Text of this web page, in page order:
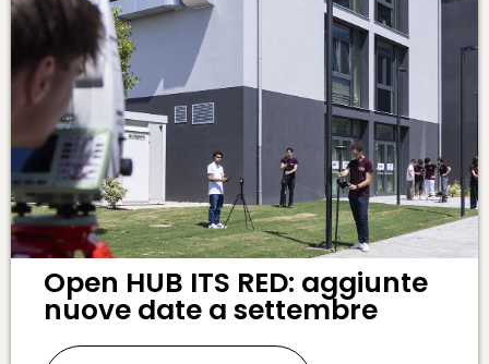
Open HUB ITS RED: aggiunte
nuove date a settembre